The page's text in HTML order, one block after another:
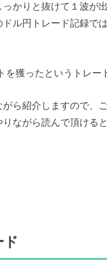
かりと抜けて１波が
ル円トレード記録で
獲ったというトレー
ら紹介しますので、
ながら読んで頂ける
ド